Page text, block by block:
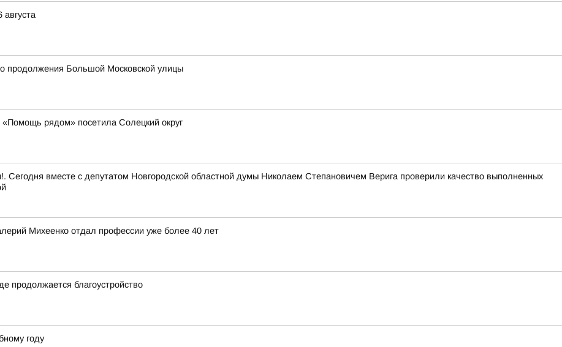
продолжения Большой Московской улицы
«Помощь рядом» посетила Солецкий округ
вместе с депутатом Новгородской областной думы Николаем Степановичем Верига проверили качество выполненных
Михеенко отдал профессии уже более 40 лет
продолжается благоустройство
году